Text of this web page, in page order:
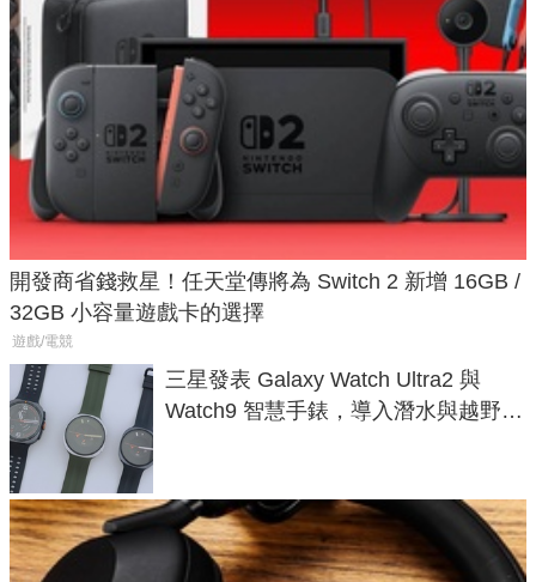
開發商省錢救星！任天堂傳將為 Switch 2 新增 16GB /
32GB 小容量遊戲卡的選擇
遊戲/電競
三星發表 Galaxy Watch Ultra2 與
Watch9 智慧手錶，導入潛水與越野跑